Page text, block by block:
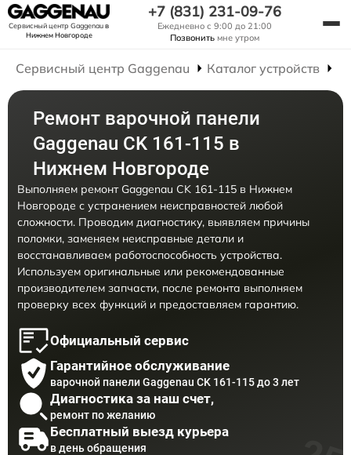
Сервисный центр Gaggenauв
Нижнем Новгороде
+7 (831) 231-09-76
Ежедневно с 9:00 до 21:00
Позвонить мне утром
Сервисный центр Gaggenau Каталог устройств
Ремонт варочной панели
Gaggenau CK 161-115 в
Нижнем Новгороде
Выполняем ремонт Gaggenau CK 161-115 в Нижнем
Новгороде с устранением неисправностей любой
сложности. Проводим диагностику, выявляем причины
поломки, заменяем неисправные детали и
восстанавливаем работоспособность устройства.
Используем оригинальные или рекомендованные
производителем запчасти, после ремонта выполняем
проверку всех функций и предоставляем гарантию.
Официальный сервис
Гарантийное обслуживание
варочной панели Gaggenau CK 161-115 до 3 лет
Диагностика за наш счет,
ремонт по желанию
Бесплатный выезд курьера
в день обращения